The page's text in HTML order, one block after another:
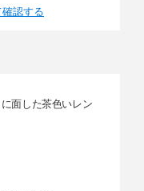
認する
面した茶色いレン